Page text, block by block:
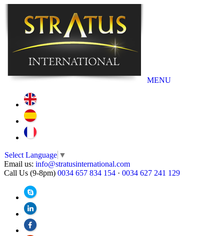
MENU
Select Language ▼
Email us: info@stratusinternational.com
Call Us (9-8pm) 0034 657 834 154 · 0034 627 241 129